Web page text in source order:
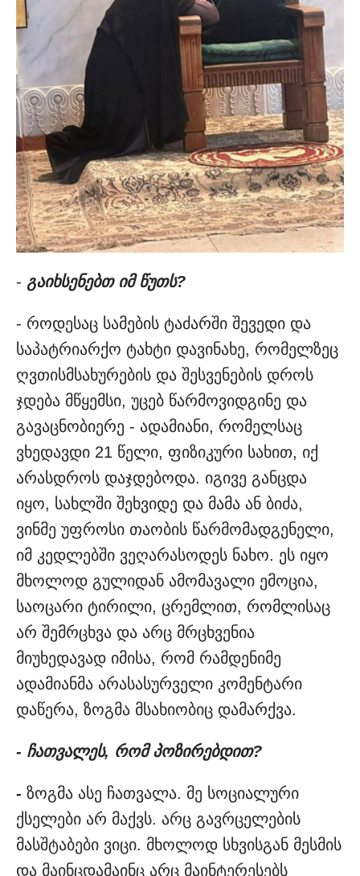
- გაიხსენებთ იმ წუთს?
- როდესაც სამების ტაძარში შევედი და
საპატრიარქო ტახტი დავინახე, რომელზეც
ღვთისმსახურების და შესვენების დროს
ჯდება მწყემსი, უცებ წარმოვიდგინე და
გავაცნობიერე - ადამიანი, რომელსაც
ვხედავდი 21 წელი, ფიზიკური სახით, იქ
არასდროს დაჯდებოდა. იგივე განცდა
იყო, სახლში შეხვიდე და მამა ან ბიძა,
ვინმე უფროსი თაობის წარმომადგენელი,
იმ კედლებში ვეღარასოდეს ნახო. ეს იყო
მხოლოდ გულიდან ამომავალი ემოცია,
საოცარი ტირილი, ცრემლით, რომლისაც
არ შემრცხვა და არც მრცხვენია
მიუხედავად იმისა, რომ რამდენიმე
ადამიანმა არასასურველი კომენტარი
დაწერა, ზოგმა მსახიობიც დამარქვა.
- ჩათვალეს, რომ პოზირებდით?
- ზოგმა ასე ჩათვალა. მე სოციალური
ქსელები არ მაქვს. არც გავრცელების
მასშტაბები ვიცი. მხოლოდ სხვისგან მესმის
და მაინცდამაინც არც მაინტერესებს